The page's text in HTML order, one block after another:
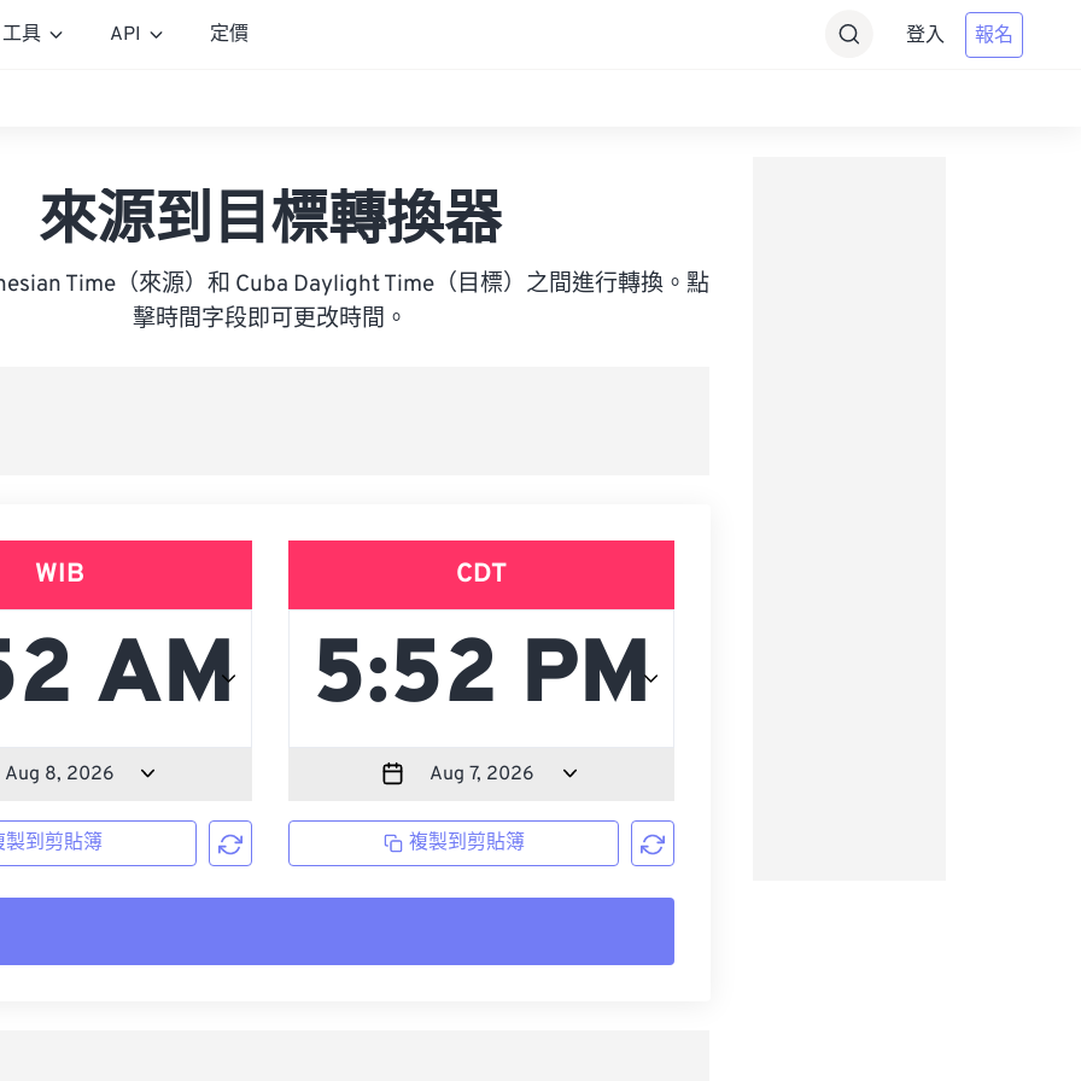
工具 API 定價 登入 報名
來源到目標轉換器
Time（來源）和 Cuba Daylight Time（目標）之間進行轉換。點
擊時間字段即可更改時間。
WIB
製到剪貼簿
CDT
複製到剪貼簿